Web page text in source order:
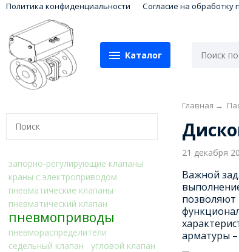
Политика конфиденциальности Согласие на
Каталог
запорно-регулирующие клапаны
краны с электроприводом
пневматические клапаны
пневматический клапан
пневмоприводы
пневмораспределители
седельный клапан
угловой клапан
Главная →
21 декабря
Важной
позволяют
арматуры